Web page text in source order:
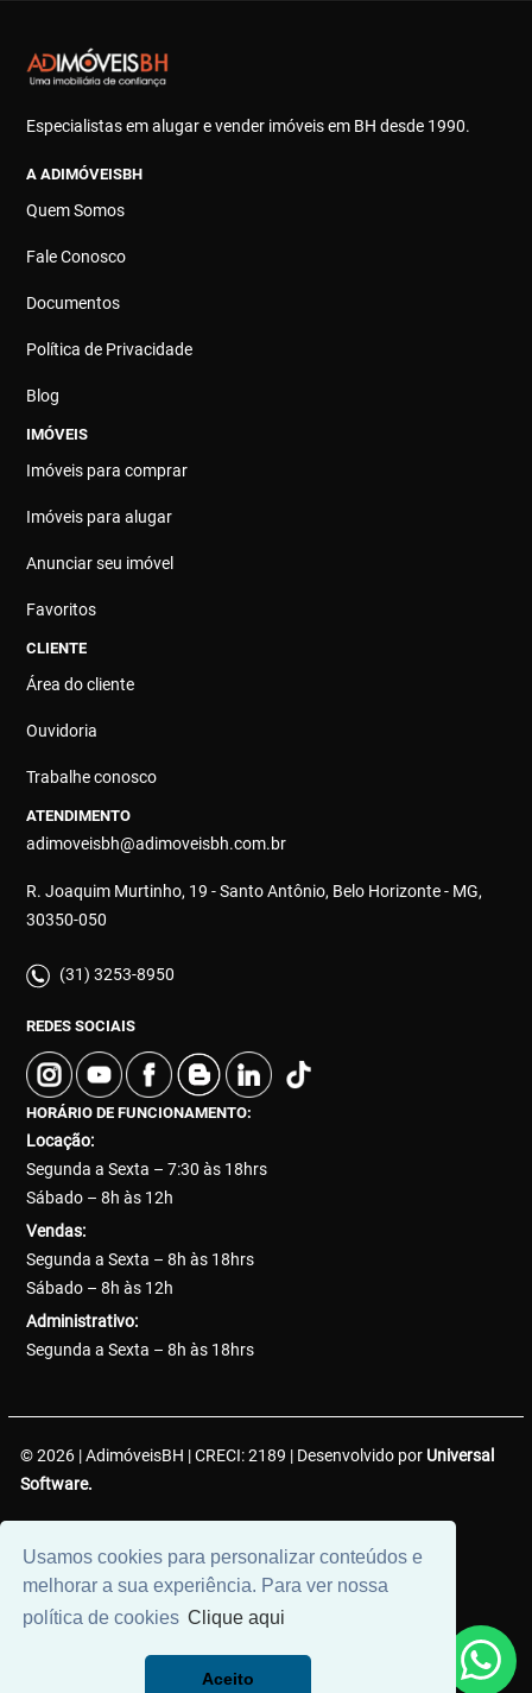
Usamos cookies para personalizar conteúdos e
melhorar a sua experiência. Para ver nossa
política de cookies Clique aqui
Aceito
Especialistas em alugar e vender imóveis em BH desde 1990.
A ADIMÓVEISBH
Quem Somos
Fale Conosco
Documentos
Política de Privacidade
Blog
IMÓVEIS
Imóveis para comprar
Imóveis para alugar
Anunciar seu imóvel
Favoritos
CLIENTE
Área do cliente
Ouvidoria
Trabalhe conosco
ATENDIMENTO
adimoveisbh@adimoveisbh.com.br
R. Joaquim Murtinho, 19 - Santo Antônio, Belo Horizonte - MG,
30350-050
(31) 3253-8950
REDES SOCIAIS
HORÁRIO DE FUNCIONAMENTO:
Locação:
Segunda a Sexta – 7:30 às 18hrs
Sábado – 8h às 12h
Vendas:
Segunda a Sexta – 8h às 18hrs
Sábado – 8h às 12h
Administrativo:
Segunda a Sexta – 8h às 18hrs
© 2026 | AdimóveisBH | CRECI: 2189 | Desenvolvido por Universal
Software.
38.737.425/0001-50